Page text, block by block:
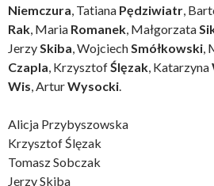
Niemczura, Tatiana Pędziwiatr,
Rak, Maria Romanek, Małgorzata
JerzySkiba, WojciechSmółkowski,
Czapla, KrzysztofŚlęzak, Katarzyna
Wis, ArturWysocki.
Alicja Przybyszowska
Krzysztof Ślęzak
Tomasz Sobczak
Jerzy Skiba